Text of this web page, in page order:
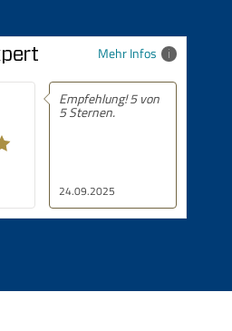
Mehr Infos
24.09.2025
Empfehlung! 5 von
5 Sternen.